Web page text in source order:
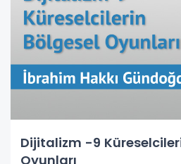
Dijitalizm -9
Oyunları